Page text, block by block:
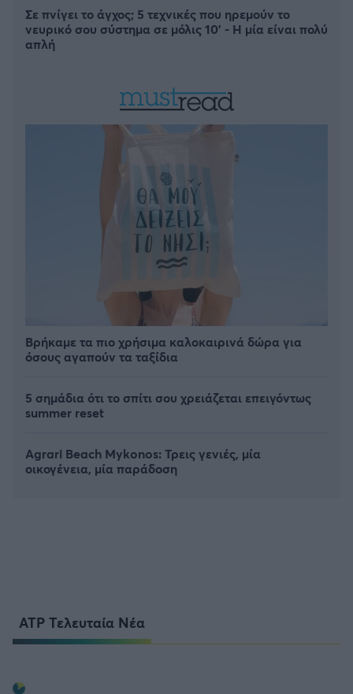
Σε πνίγει το άγχος; 5 τεχνικές που ηρεμούν το
νευρικό σου σύστημα σε μόλις 10' - Η μία είναι πολύ
απλή
Βρήκαμε τα πιο χρήσιμα καλοκαιρινά δώρα για
όσους αγαπούν τα ταξίδια
5 σημάδια ότι το σπίτι σου χρειάζεται επειγόντως
summer reset
Agrari Beach Mykonos: Τρεις γενιές, μία
οικογένεια, μία παράδοση
ATP Τελευταία Νέα